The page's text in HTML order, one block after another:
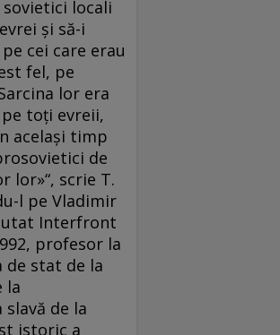
locali
şi să-i
cei care erau
fel, pe
lor era
toţi evreii,
acelaşi timp
de
lor»“, scrie T.
l pe Vladimir
Interfront
profesor la
de stat de la
la
de la
istoric a